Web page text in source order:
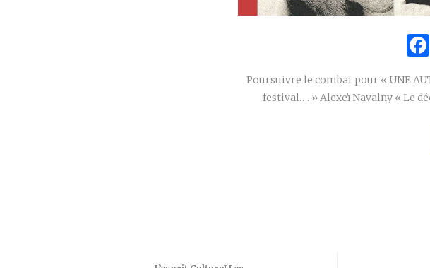
Poursuivre le combat pour « UNE
festival…. » Alexeï Navalny « Le